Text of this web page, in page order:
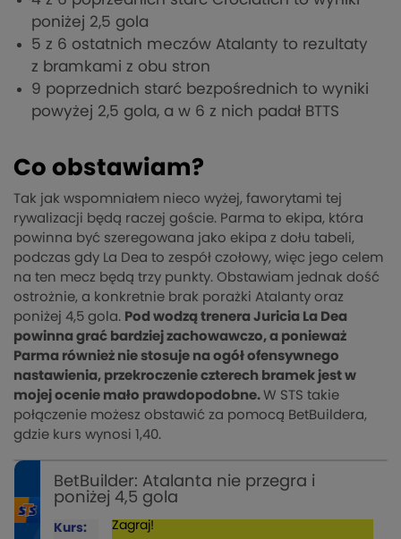
poniżej 2,5 gola
5 z 6 ostatnich meczów Atalanty to rezultaty
z bramkami z obu stron
9 poprzednich starć bezpośrednich to wyniki
powyżej 2,5 gola, a w 6 z nich padał BTTS
Co obstawiam?
Tak jak wspomniałem nieco wyżej, faworytami tej
rywalizacji będą raczej goście. Parma to ekipa, która
powinna być szeregowana jako ekipa z dołu tabeli,
podczas gdy La Dea to zespół czołowy, więc jego celem
na ten mecz będą trzy punkty. Obstawiam jednak dość
ostrożnie, a konkretnie brak porażki Atalanty oraz
poniżej 4,5 gola. Pod wodzą trenera Juricia La Dea
powinna grać bardziej zachowawczo, a ponieważ
Parma również nie stosuje na ogół ofensywnego
nastawienia, przekroczenie czterech bramek jest w
mojej ocenie mało prawdopodobne. W STS takie
połączenie możesz obstawić za pomocą BetBuildera,
gdzie kurs wynosi 1,40.
BetBuilder: Atalanta nie przegra i
poniżej 4,5 gola
Kurs:
Zagraj!